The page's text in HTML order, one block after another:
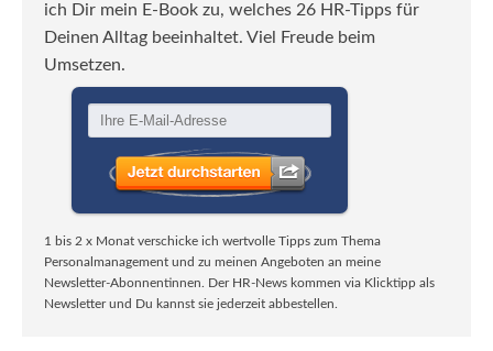
ich Dir mein E-Book zu, welches 26 HR-Tipps für
Deinen Alltag beeinhaltet. Viel Freude beim
Umsetzen.
1 bis 2 x Monat verschicke ich wertvolle Tipps zum Thema
Personalmanagement und zu meinen Angeboten an meine
Newsletter-Abonnentinnen. Der HR-News kommen via Klicktipp als
Newsletter und Du kannst sie jederzeit abbestellen.